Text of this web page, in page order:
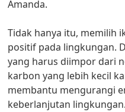
Amanda.
Tidak hanya itu, memilih
positif pada lingkungan.
yang harus diimpor dari
karbon yang lebih kecil
membantu mengurangi
keberlanjutan lingkungan.